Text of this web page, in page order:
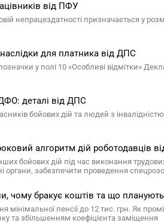
від ПФУ
призначається у
для платника від ДПС
у полі 10 «Особливі відмітки»
деталі від ДПС
бойових дій та людей з
алгоритм дій роботодавців
бойових дій під час виконання
органи, забезпечити проведення
чому бракує коштів та що планують
пенсії до 12 тис. грн. Як
та збільшенням коефіцієнта заміщення